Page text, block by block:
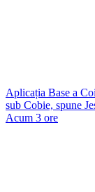
Aplicația Base a
sub Cobie, spune
Acum 3 ore